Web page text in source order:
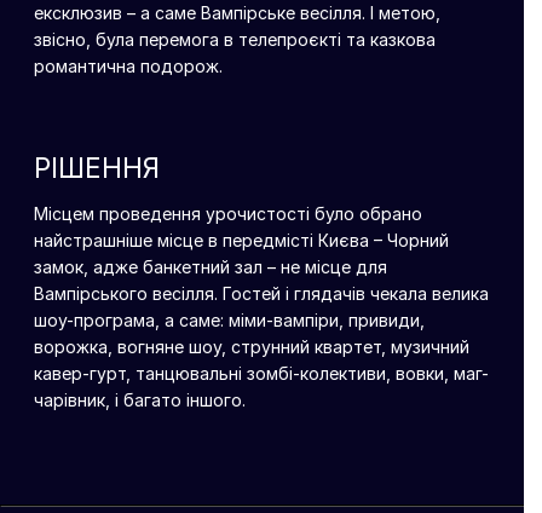
ексклюзив – а саме Вампірське весілля. І метою,
звісно, була перемога в телепроєкті та казкова
романтична подорож.
РІШЕННЯ
Місцем проведення урочистості було обрано
найстрашніше місце в передмісті Києва – Чорний
замок, адже банкетний зал – не місце для
Вампірського весілля. Гостей і глядачів чекала велика
шоу-програма, а саме: міми-вампіри, привиди,
ворожка, вогняне шоу, струнний квартет, музичний
кавер-гурт, танцювальні зомбі-колективи, вовки, маг-
чарівник, і багато іншого.